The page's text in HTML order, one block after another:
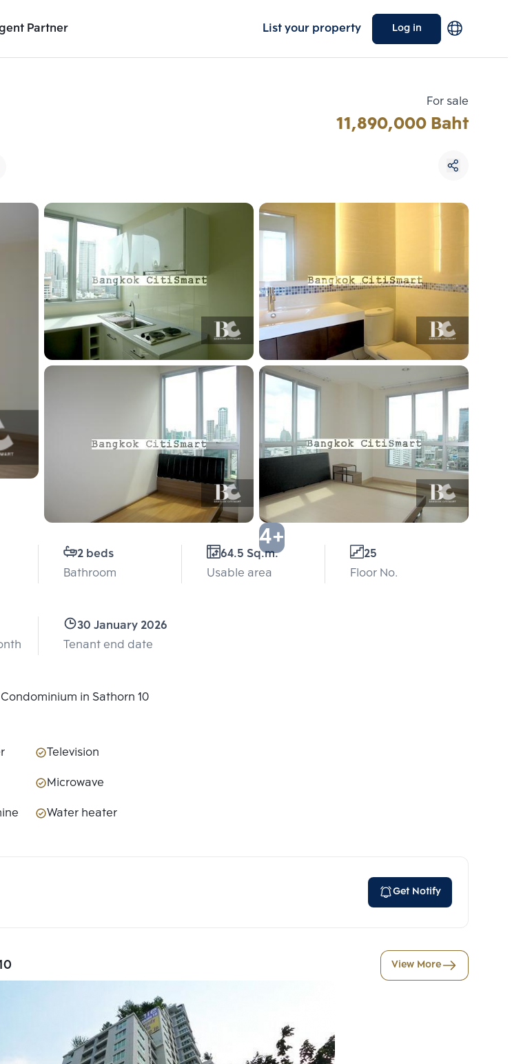
Partner List your property Log in
For sale
11,890,000 Baht
4+
2 beds
Bathroom
64.5 Sq.m.
Usable area
25
Floor No.
30 January 2026
Tenant end date
in Sathorn 10
Television
Microwave
Water heater
Get Notify
View More
Add comparative units
Choose comparative unit
Maximum 3 units
Clear all